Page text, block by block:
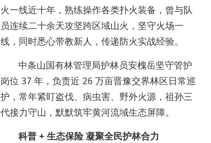
火一线近十年，熟练操作各类扑火装备，曾与队
员连续二十余天攻坚跨区域山火，坚守火场一
线，同时悉心带教新人，传递防火实战经验。
中条山国有林管理局护林员安槐岳坚守管护
岗位 37 年，负责近 26 万亩晋豫交界林区日常巡
护，常年紧盯盗伐、病虫害、野外火源，祖孙三
代接力守山，默默筑牢黄河流域生态屏障。
科普 + 生态保险 凝聚全民护林合力